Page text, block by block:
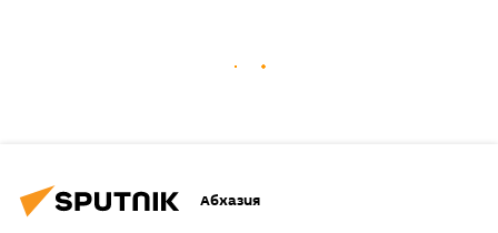
Абхазия